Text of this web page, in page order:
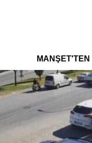
MANŞET'TEN